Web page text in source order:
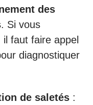
des
. Si vous
faut faire appel
diagnostiquer
de saletés :